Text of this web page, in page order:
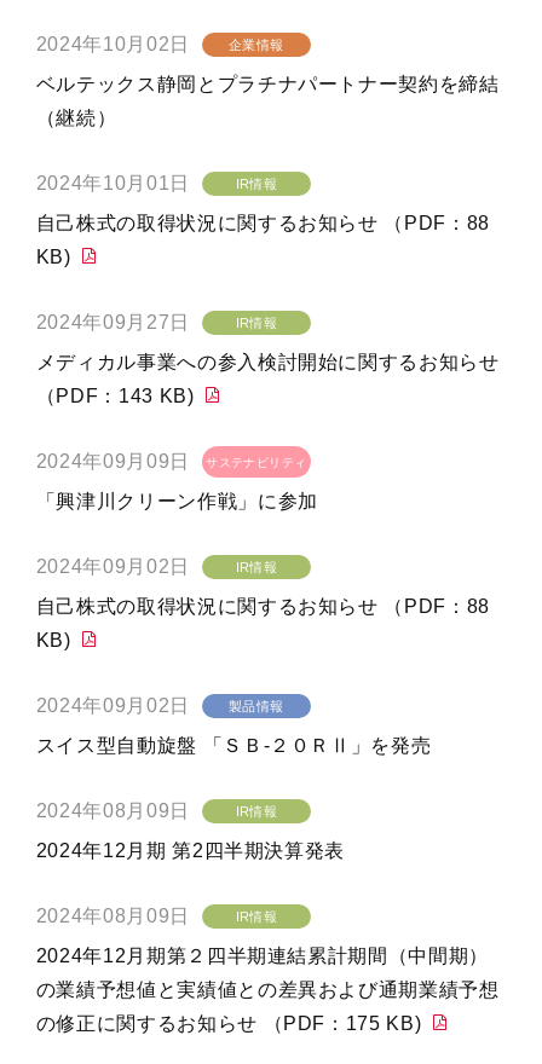
2024年10月02日 企業情報
ベルテックス静岡とプラチナパートナー契約を締結
（継続）
2024年10月01日 IR情報
自己株式の取得状況に関するお知らせ （PDF：88
KB)
2024年09月27日 IR情報
メディカル事業への参入検討開始に関するお知らせ
（PDF：143 KB)
2024年09月09日 サステナビリティ
「興津川クリーン作戦」に参加
2024年09月02日 IR情報
自己株式の取得状況に関するお知らせ （PDF：88
KB)
2024年09月02日 製品情報
スイス型自動旋盤 「ＳＢ-２０ＲⅡ」を発売
2024年08月09日 IR情報
2024年12月期 第2四半期決算発表
2024年08月09日 IR情報
2024年12月期第２四半期連結累計期間（中間期）
の業績予想値と実績値との差異および通期業績予想
の修正に関するお知らせ （PDF：175 KB)